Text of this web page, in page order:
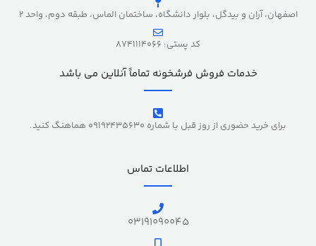
اصفهان، آران و بیدگل، بلوار دانشگاه، ساختمان الماس، طبقه دوم، واحد 2
کد پستی: 8741114066
خدمات فروش فرشخونه تماماً آنلاین می باشد
برای خرید حضوری از روز قبل با شماره 09192435630 هماهنگ کنید.
اطلاعات تماس
03191090045